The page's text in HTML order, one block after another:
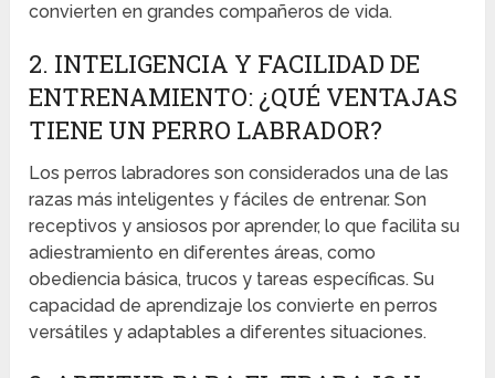
convierten en grandes compañeros de vida.
2. INTELIGENCIA Y FACILIDAD DE
ENTRENAMIENTO: ¿QUÉ VENTAJAS
TIENE UN PERRO LABRADOR?
Los perros labradores son considerados una de las
razas más inteligentes y fáciles de entrenar. Son
receptivos y ansiosos por aprender, lo que facilita su
adiestramiento en diferentes áreas, como
obediencia básica, trucos y tareas específicas. Su
capacidad de aprendizaje los convierte en perros
versátiles y adaptables a diferentes situaciones.